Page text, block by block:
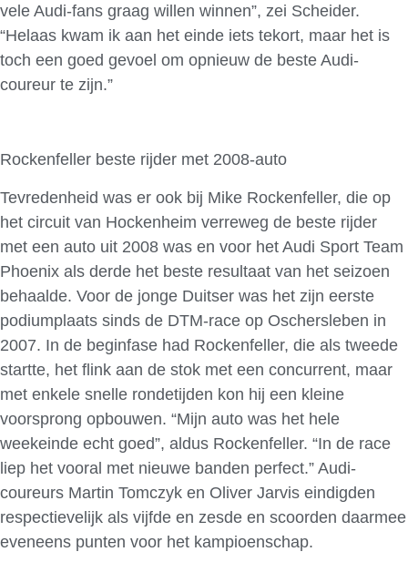
vele Audi-fans graag willen winnen”, zei Scheider.
“Helaas kwam ik aan het einde iets tekort, maar het is
toch een goed gevoel om opnieuw de beste Audi-
coureur te zijn.”
Rockenfeller beste rijder met 2008-auto
Tevredenheid was er ook bij Mike Rockenfeller, die op
het circuit van Hockenheim verreweg de beste rijder
met een auto uit 2008 was en voor het Audi Sport Team
Phoenix als derde het beste resultaat van het seizoen
behaalde. Voor de jonge Duitser was het zijn eerste
podiumplaats sinds de DTM-race op Oschersleben in
2007. In de beginfase had Rockenfeller, die als tweede
startte, het flink aan de stok met een concurrent, maar
met enkele snelle rondetijden kon hij een kleine
voorsprong opbouwen. “Mijn auto was het hele
weekeinde echt goed”, aldus Rockenfeller. “In de race
liep het vooral met nieuwe banden perfect.” Audi-
coureurs Martin Tomczyk en Oliver Jarvis eindigden
respectievelijk als vijfde en zesde en scoorden daarmee
eveneens punten voor het kampioenschap.